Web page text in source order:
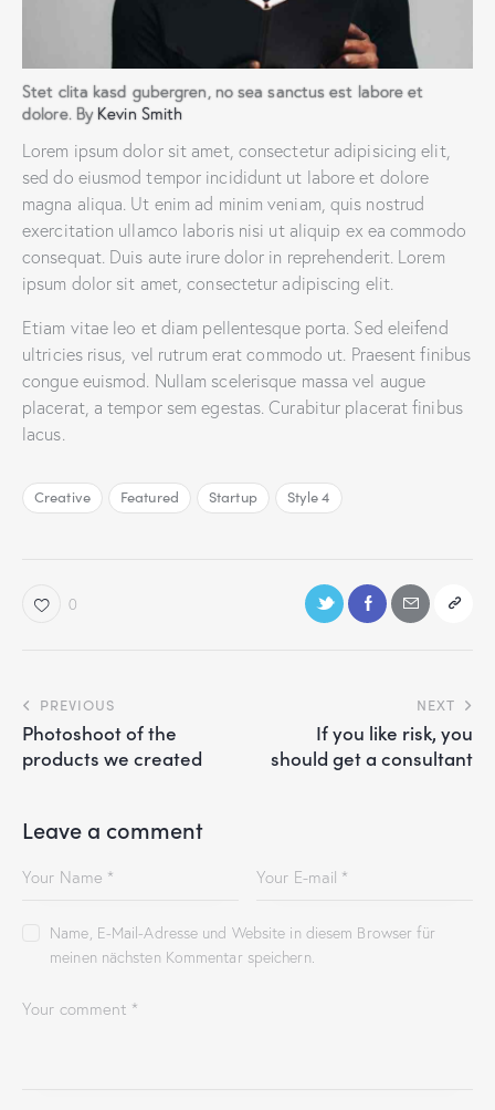
Stet clita kasd gubergren, no sea sanctus est labore et
dolore. ByKevin Smith
Lorem ipsum dolor sit amet, consectetur adipisicing elit,
sed do eiusmod tempor incididunt ut labore et dolore
magna aliqua. Ut enim ad minim veniam, quis nostrud
exercitation ullamco laboris nisi ut aliquip ex ea commodo
consequat. Duis aute irure dolor in reprehenderit. Lorem
ipsum dolor sit amet, consectetur adipiscing elit.
Etiam vitae leo et diam pellentesque porta. Sed eleifend
ultricies risus, vel rutrum erat commodo ut. Praesent finibus
congue euismod. Nullam scelerisque massa vel augue
placerat, a tempor sem egestas. Curabitur placerat finibus
lacus.
Creative Featured Startup Style 4
0
PREVIOUS
Photoshoot of the
products we created
NEXT
If you like risk, you
should get a consultant
Leave a comment
Name, E-Mail-Adresse und Website in diesem Browser für
meinen nächsten Kommentar speichern.